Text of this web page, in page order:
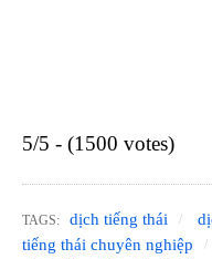
5/5 - (1500 votes)
TAGS: dịch tiếng thái
tiếng thái chuyên nghiệp